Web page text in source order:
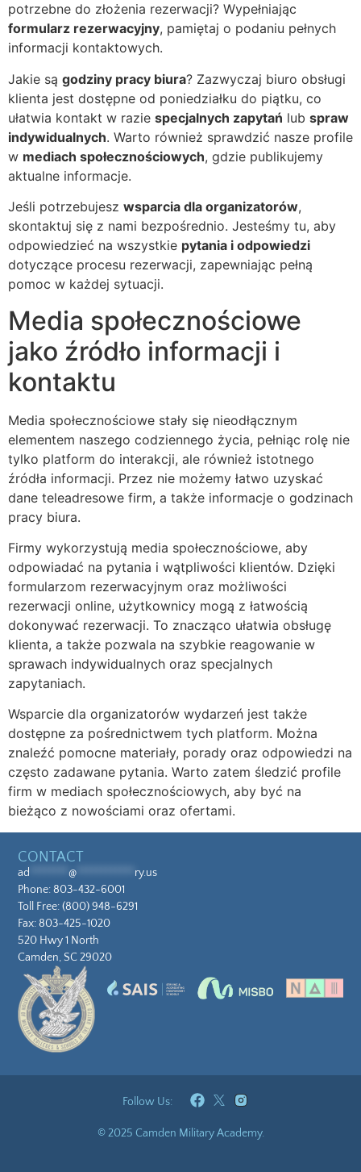
potrzebne do złożenia rezerwacji? Wypełniając
formularz rezerwacyjny, pamiętaj o podaniu pełnych
informacji kontaktowych.
Jakie są godziny pracy biura? Zazwyczaj biuro obsługi
klienta jest dostępne od poniedziałku do piątku, co
ułatwia kontakt w razie specjalnych zapytań lub spraw
indywidualnych. Warto również sprawdzić nasze profile
w mediach społecznościowych, gdzie publikujemy
aktualne informacje.
Jeśli potrzebujesz wsparcia dla organizatorów,
skontaktuj się z nami bezpośrednio. Jesteśmy tu, aby
odpowiedzieć na wszystkie pytania i odpowiedzi
dotyczące procesu rezerwacji, zapewniając pełną
pomoc w każdej sytuacji.
Media społecznościowe
jako źródło informacji i
kontaktu
Media społecznościowe stały się nieodłącznym
elementem naszego codziennego życia, pełniąc rolę nie
tylko platform do interakcji, ale również istotnego
źródła informacji. Przez nie możemy łatwo uzyskać
dane teleadresowe firm, a także informacje o godzinach
pracy biura.
Firmy wykorzystują media społecznościowe, aby
odpowiadać na pytania i wątpliwości klientów. Dzięki
formularzom rezerwacyjnym oraz możliwości
rezerwacji online, użytkownicy mogą z łatwością
dokonywać rezerwacji. To znacząco ułatwia obsługę
klienta, a także pozwala na szybkie reagowanie w
sprawach indywidualnych oraz specjalnych
zapytaniach.
Wsparcie dla organizatorów wydarzeń jest także
dostępne za pośrednictwem tych platform. Można
znaleźć pomocne materiały, porady oraz odpowiedzi na
często zadawane pytania. Warto zatem śledzić profile
firm w mediach społecznościowych, aby być na
bieżąco z nowościami oraz ofertami.
CONTACT
ad ********@
ry.us
Phone:803-432-6001
Toll Free:(800) 948-6291
Fax: 803-425-1020
520 Hwy 1 North
Camden, SC 29020
Follow Us:
© 2025 Camden Military Academy.